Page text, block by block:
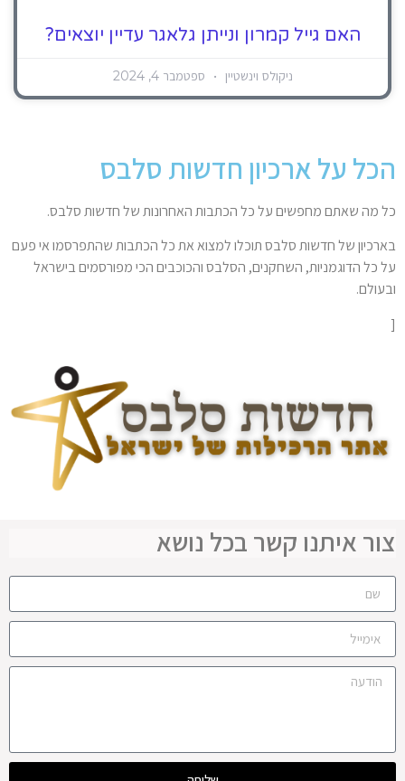
האם גייל קמרון ונייתן גלאגר עדיין יוצאים?
ניקולס וינשטיין ספטמבר 4, 2024
הכל על ארכיון חדשות סלבס
כל מה שאתם מחפשים על כל הכתבות האחרונות של חדשות סלבס.
בארכיון של חדשות סלבס תוכלו למצוא את כל הכתבות שהתפרסמו אי פעם
על כל הדוגמניות, השחקנים, הסלבס והכוכבים הכי מפורסמים בישראל
ובעולם.
[
צור איתנו קשר בכל נושא